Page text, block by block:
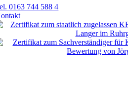
0163 744 588 4